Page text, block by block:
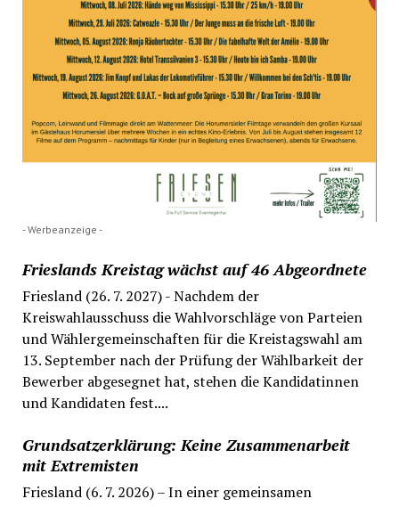
- Werbeanzeige -
Frieslands Kreistag wächst auf 46 Abgeordnete
Friesland (26. 7. 2027) - Nachdem der
Kreiswahlausschuss die Wahlvorschläge von Parteien
und Wählergemeinschaften für die Kreistagswahl am
13. September nach der Prüfung der Wählbarkeit der
Bewerber abgesegnet hat, stehen die Kandidatinnen
und Kandidaten fest....
Grundsatzerklärung: Keine Zusammenarbeit
mit Extremisten
Friesland (6. 7. 2026) – In einer gemeinsamen